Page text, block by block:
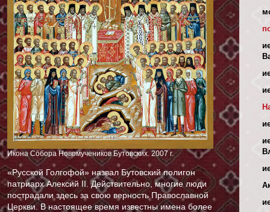
Икона Собора Новомучеников Бутовских. 2007 г.
«Русской Голгофой» назвал Бутовский полигон
патриарх Алексий II. Действительно, многие люди
пострадали здесь за свою верность Православной
Церкви. В настоящее время известны имена более